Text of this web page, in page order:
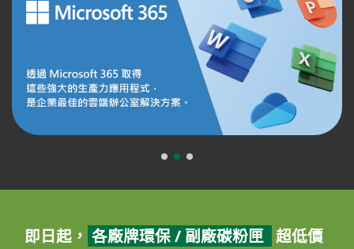
即日起， 各廠牌環保 / 副廠碳粉匣 超低價